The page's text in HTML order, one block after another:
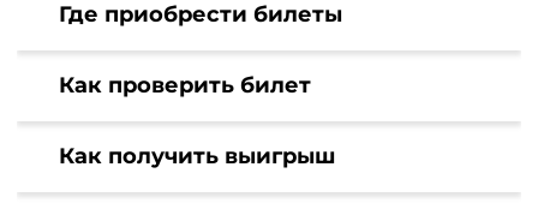
Где приобрести билеты
Как проверить билет
Как получить выигрыш